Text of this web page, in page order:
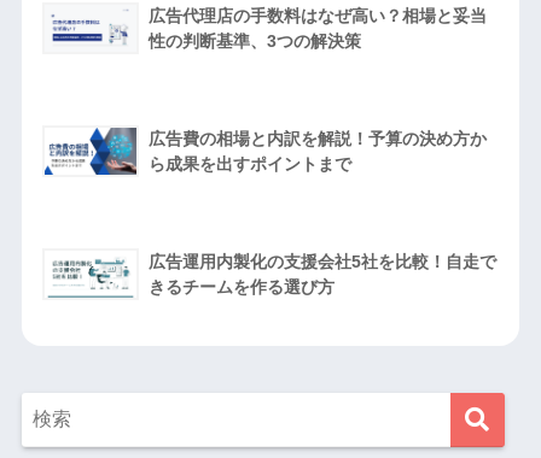
広告代理店の手数料はなぜ高い？相場と妥当
性の判断基準、3つの解決策
広告費の相場と内訳を解説！予算の決め方か
ら成果を出すポイントまで
広告運用内製化の支援会社5社を比較！自走で
きるチームを作る選び方